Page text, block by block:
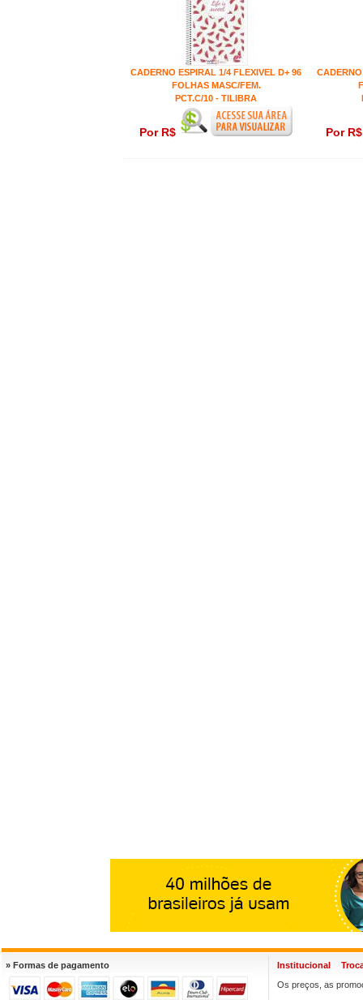
CADERNO ESPIRAL 1/4 FLEXIVEL D+ 96
FOLHAS MASC/FEM.
PCT.C/10 - TILIBRA
Por R$ Por
» Formas de pagamento Institucional
Os preços, as